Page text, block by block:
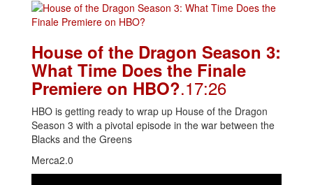
House of the Dragon Season 3:
What Time Does the Finale
Premiere on HBO?.17:26
HBO is getting ready to wrap up House of the Dragon
Season 3 with a pivotal episode in the war between the
Blacks and the Greens
Merca2.0